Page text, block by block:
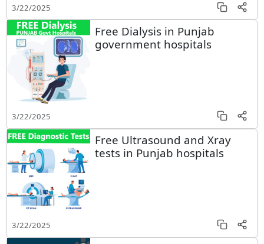
3/22/2025
Free Dialysis in Punjab
government hospitals
3/22/2025
Free Ultrasound and Xray
tests in Punjab hospitals
3/22/2025